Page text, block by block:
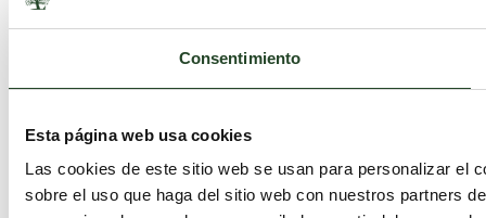
Consentimiento
Esta página web usa cookies
Las cookies de este sitio web se usan para personalizar el
sobre el uso que haga del sitio web con nuestros partners